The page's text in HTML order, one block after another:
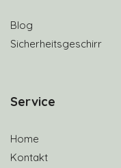
Blog
Sicherheitsgeschirr
Service
Home
Kontakt